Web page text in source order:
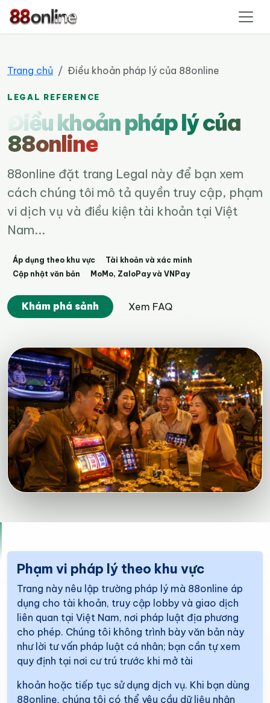
88online
Trang chủ Điều khoản pháp lý của 88online
LEGAL REFERENCE
Điều khoản pháp lý của
88online
88online đặt trang Legal này để bạn xem
cách chúng tôi mô tả quyền truy cập, phạm
vi dịch vụ và điều kiện tài khoản tại Việt
Nam...
Áp dụng theo khu vực
Tài khoản và xác minh
Cập nhật văn bản
MoMo, ZaloPay và VNPay
Khám phá sảnh Xem FAQ
Phạm vi pháp lý theo khu vực
Trang này nêu lập trường pháp lý mà 88online áp
dụng cho tài khoản, truy cập lobby và giao dịch
liên quan tại Việt Nam, nơi pháp luật địa phương
cho phép. Chúng tôi không trình bày văn bản này
như lời tư vấn pháp luật cá nhân; bạn cần tự xem
quy định tại nơi cư trú trước khi mở tài
khoản hoặc tiếp tục sử dụng dịch vụ. Khi bạn dùng
88online, chúng tôi có thể yêu cầu dữ liệu nhận